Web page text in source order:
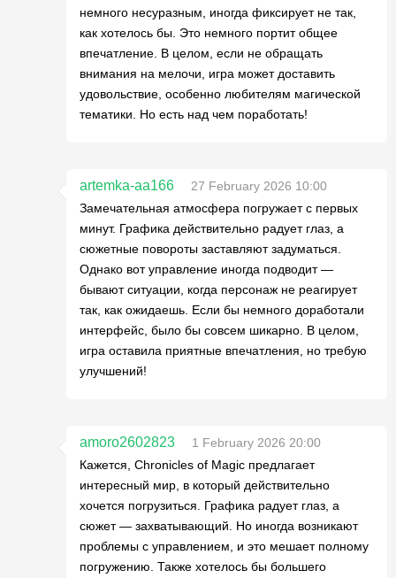
немного несуразным, иногда фиксирует не так,
как хотелось бы. Это немного портит общее
впечатление. В целом, если не обращать
внимания на мелочи, игра может доставить
удовольствие, особенно любителям магической
тематики. Но есть над чем поработать!
artemka-aa166
27 February 2026 10:00
Замечательная атмосфера погружает с первых
минут. Графика действительно радует глаз, а
сюжетные повороты заставляют задуматься.
Однако вот управление иногда подводит —
бывают ситуации, когда персонаж не реагирует
так, как ожидаешь. Если бы немного доработали
интерфейс, было бы совсем шикарно. В целом,
игра оставила приятные впечатления, но требую
улучшений!
amoro2602823
1 February 2026 20:00
Кажется, Chronicles of Magic предлагает
интересный мир, в который действительно
хочется погрузиться. Графика радует глаз, а
сюжет — захватывающий. Но иногда возникают
проблемы с управлением, и это мешает полному
погружению. Также хотелось бы большего